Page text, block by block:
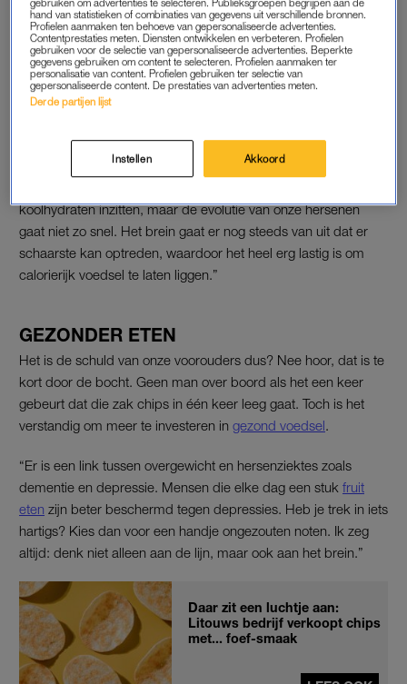
chagrijnig op een matje op
mijn zolder'
LEES OOK
geleden – was het essentieel om zoveel mogelijk calorieën
binnen te krijgen, omdat er schaarste kon heersen. Nu kunnen
koolhydraten inzitten, maar de evolutie van onze hersenen
gaat niet zo snel. Het brein gaat er nog steeds van uit dat er
schaarste kan optreden, waardoor het heel erg lastig is om
calorierijk voedsel te laten liggen.”
GEZONDER ETEN
Het is de schuld van onze voorouders dus? Nee hoor, dat is te
kort door de bocht. Geen man over boord als het een keer
gebeurt dat die zak chips in één keer leeg gaat. Toch is het
verstandig om meer te investeren in gezond voedsel
“Er is een link tussen overgewicht en hersenziektes zoals
dementie en depressie. Mensen die elke dag een stuk fruit
eten zijn beter beschermd tegen depressies. Heb je trek in iets
hartigs? Kies dan voor een handje ongezouten noten. Ik zeg
altijd: denk niet alleen aan de lijn, maar ook aan het brein.”
Daar zit een luchtje aan:
Litouws bedrijf verkoopt chips
met... foef-smaak
hand van statistieken of combinaties van gegevens uit verschillende bronnen.
Profielen aanmaken ten behoeve van gepersonaliseerde advertenties.
Contentprestaties meten. Diensten ontwikkelen en verbeteren. Profielen
gebruiken voor de selectie van gepersonaliseerde advertenties. Beperkte
gegevens gebruiken om content te selecteren. Profielen aanmaken ter
personalisatie van content. Profielen gebruiken ter selectie van
gepersonaliseerde content. De prestaties van advertenties meten.
Derde partijen lijst
Instellen Akkoord